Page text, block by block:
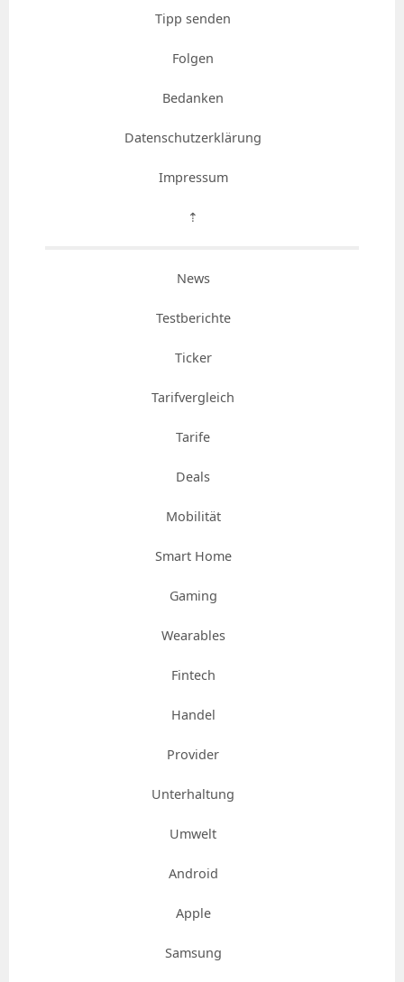
Tipp senden
Folgen
Bedanken
Datenschutzerklärung
Impressum
⇡
News
Testberichte
Ticker
Tarifvergleich
Tarife
Deals
Mobilität
Smart Home
Gaming
Wearables
Fintech
Handel
Provider
Unterhaltung
Umwelt
Android
Apple
Samsung